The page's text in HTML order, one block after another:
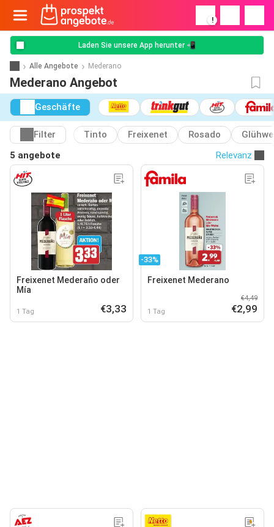
!
Laden Sie unsere App herunter 📲
Alle Angebote Mederano
Mederano Angebot
Geschäfte
Filter Tinto Freixenet Rosado
5 angebote
Relevanz
Freixenet Mederaño oder
Mía
1 Tag €3,33
-33%
Freixenet Mederano
1 Tag
€4,49
€2,99